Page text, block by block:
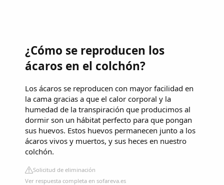
¿Cómo se reproducen los
ácaros en el colchón?
Los ácaros se reproducen con mayor facilidad en
la cama gracias a que el calor corporal y la
humedad de la transpiración que producimos al
dormir son un hábitat perfecto para que pongan
sus huevos. Estos huevos permanecen junto a los
ácaros vivos y muertos, y sus heces en nuestro
colchón.
Solicitud de eliminación
Ver respuesta completa en sofareva.es